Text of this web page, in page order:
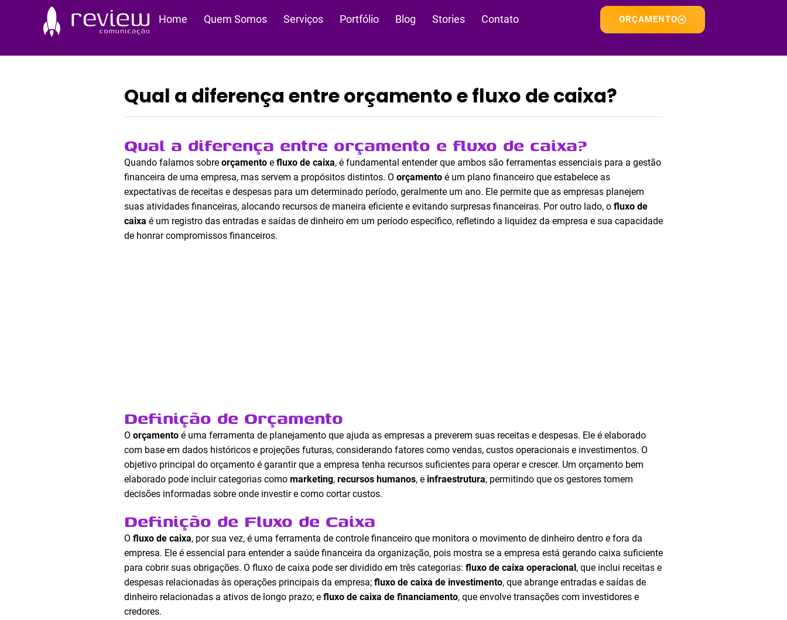
Home Quem Somos Serviços Portfólio Blog Stories Contato ORÇAMENTO
Qual a diferença entre orçamento e fluxo de caixa?
Qual a diferença entre orçamento e fluxo de caixa?
Quando falamos sobre orçamento e fluxo de caixa, é fundamental entender que ambos são ferramentas essenciais para a gestão
financeira de uma empresa, mas servem a propósitos distintos. O orçamento é um plano financeiro que estabelece as
expectativas de receitas e despesas para um determinado período, geralmente um ano. Ele permite que as empresas planejem
suas atividades financeiras, alocando recursos de maneira eficiente e evitando surpresas financeiras. Por outro lado, o fluxo de
caixa é um registro das entradas e saídas de dinheiro em um período específico, refletindo a liquidez da empresa e sua capacidade
de honrar compromissos financeiros.
Definição de Orçamento
O orçamento é uma ferramenta de planejamento que ajuda as empresas a preverem suas receitas e despesas. Ele é elaborado
com base em dados históricos e projeções futuras, considerando fatores como vendas, custos operacionais e investimentos. O
objetivo principal do orçamento é garantir que a empresa tenha recursos suficientes para operar e crescer. Um orçamento bem
elaborado pode incluir categorias como marketing, recursos humanos, e infraestrutura, permitindo que os gestores tomem
decisões informadas sobre onde investir e como cortar custos.
Definição de Fluxo de Caixa
O fluxo de caixa, por sua vez, é uma ferramenta de controle financeiro que monitora o movimento de dinheiro dentro e fora da
empresa. Ele é essencial para entender a saúde financeira da organização, pois mostra se a empresa está gerando caixa suficiente
para cobrir suas obrigações. O fluxo de caixa pode ser dividido em três categorias: fluxo de caixa operacional, que inclui receitas e
despesas relacionadas às operações principais da empresa; fluxo de caixa de investimento, que abrange entradas e saídas de
dinheiro relacionadas a ativos de longo prazo; e fluxo de caixa de financiamento, que envolve transações com investidores e
credores.